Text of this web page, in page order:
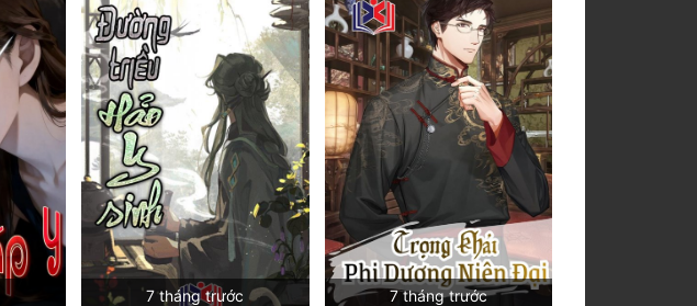
7 tháng trước
7 tháng trước